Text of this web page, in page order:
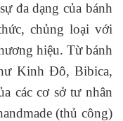
đa dạng của bánh
chủng loại với
hiệu. Từ bánh
Kinh Đô, Bibica,
các cơ sở tư nhân
(thủ công)